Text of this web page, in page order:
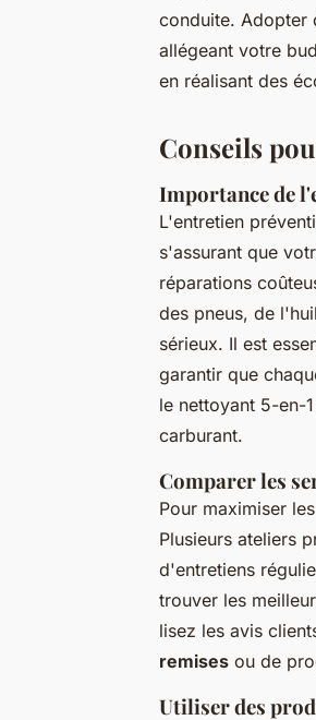
conduite. Adopter
allégeant votre
en réalisant des
Conseils
Importance de
L'entretien
s'assurant que
réparations
des pneus, de
sérieux. Il est
garantir que
le nettoyant 5-en-
carburant.
Comparer les
Pour maximiser
Plusieurs ateliers
d'entretiens
trouver les
lisez les avis
remises ou de
Utiliser des